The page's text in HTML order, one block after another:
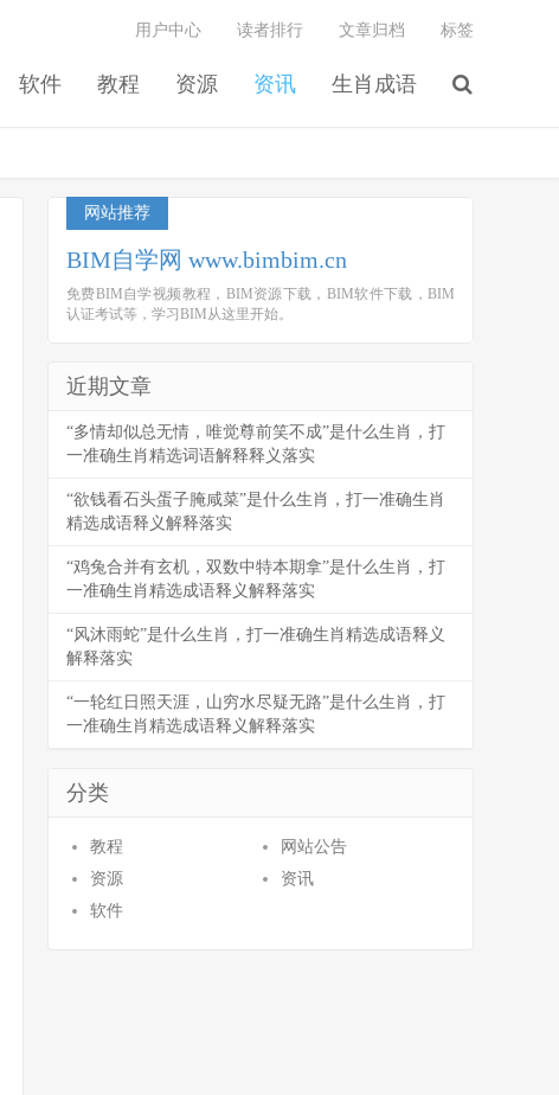
软件 教程 资源 资讯 生肖成语
用户中心 读者排行 文章归档 标签
网站推荐
BIM自学网 www.bimbim.cn
免费BIM自学视频教程，BIM资源下载，BIM软件下载，BIM
认证考试等，学习BIM从这里开始。
近期文章
“多情却似总无情，唯觉尊前笑不成”是什么生肖，打
一准确生肖精选词语解释释义落实
“欲钱看石头蛋子腌咸菜”是什么生肖，打一准确生肖
精选成语释义解释落实
“鸡兔合并有玄机，双数中特本期拿”是什么生肖，打
一准确生肖精选成语释义解释落实
“风沐雨蛇”是什么生肖，打一准确生肖精选成语释义
解释落实
“一轮红日照天涯，山穷水尽疑无路”是什么生肖，打
一准确生肖精选成语释义解释落实
分类
教程
网站公告
资源
资讯
软件